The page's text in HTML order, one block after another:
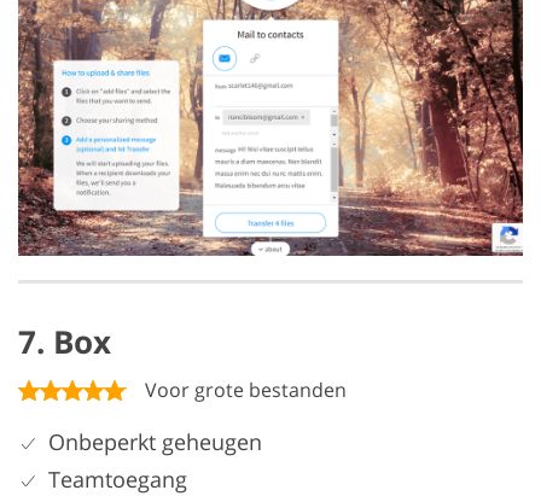
7. Box
Voor grote bestanden
Onbeperkt geheugen
Teamtoegang